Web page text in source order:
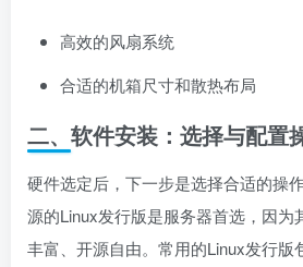
高效的风扇系统
合适的机箱尺寸和散热布局
二、软件安装：选择与配置
硬件选定后，下一步是选择合适的操
源的Linux发行版是服务器首选，因为
丰富、开源自由。常用的Linux发行版